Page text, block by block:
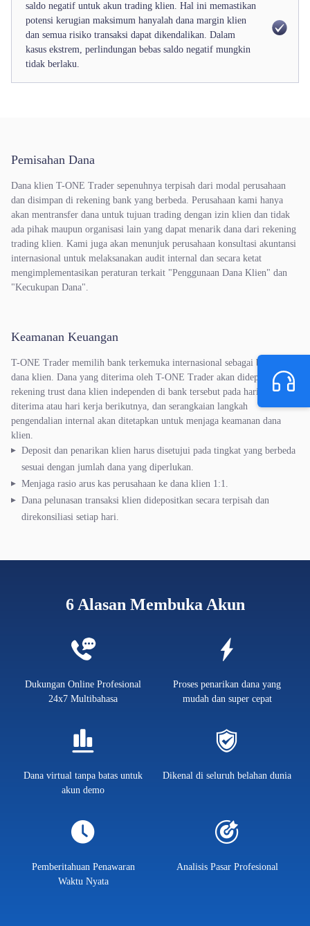
saldo negatif untuk akun trading klien. Hal ini memastikan
potensi kerugian maksimum hanyalah dana margin klien
dan semua risiko transaksi dapat dikendalikan. Dalam
kasus ekstrem, perlindungan bebas saldo negatif mungkin
tidak berlaku.
Pemisahan Dana
Dana klien T-ONE Trader sepenuhnya terpisah dari modal perusahaan
dan disimpan di rekening bank yang berbeda. Perusahaan kami hanya
akan mentransfer dana untuk tujuan trading dengan izin klien dan tidak
ada pihak maupun organisasi lain yang dapat menarik dana dari rekening
trading klien. Kami juga akan menunjuk perusahaan konsultasi akuntansi
internasional untuk melaksanakan audit internal dan secara ketat
mengimplementasikan peraturan terkait "Penggunaan Dana Klien" dan
"Kecukupan Dana".
Keamanan Keuangan
T-ONE Trader memilih bank terkemuka internasional sebagai bank trust
dana klien. Dana yang diterima oleh T-ONE Trader akan didepositkan ke
rekening trust dana klien independen di bank tersebut pada hari dana
diterima atau hari kerja berikutnya, dan serangkaian langkah
pengendalian internal akan ditetapkan untuk menjaga keamanan dana
klien.
Deposit dan penarikan klien harus disetujui pada tingkat yang berbeda
sesuai dengan jumlah dana yang diperlukan.
Menjaga rasio arus kas perusahaan ke dana klien 1:1.
Dana pelunasan transaksi klien didepositkan secara terpisah dan
direkonsiliasi setiap hari.
6 Alasan Membuka Akun
Dukungan Online Profesional
24x7 Multibahasa
Proses penarikan dana yang
mudah dan super cepat
Dana virtual tanpa batas untuk
akun demo
Dikenal di seluruh belahan dunia
Pemberitahuan Penawaran
Waktu Nyata
Analisis Pasar Profesional